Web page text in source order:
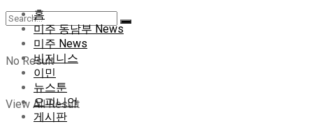
No Result
View All Result
홈
미주 동남부 News
미주 News
비지니스
이민
뉴스툰
오피니언
게시판